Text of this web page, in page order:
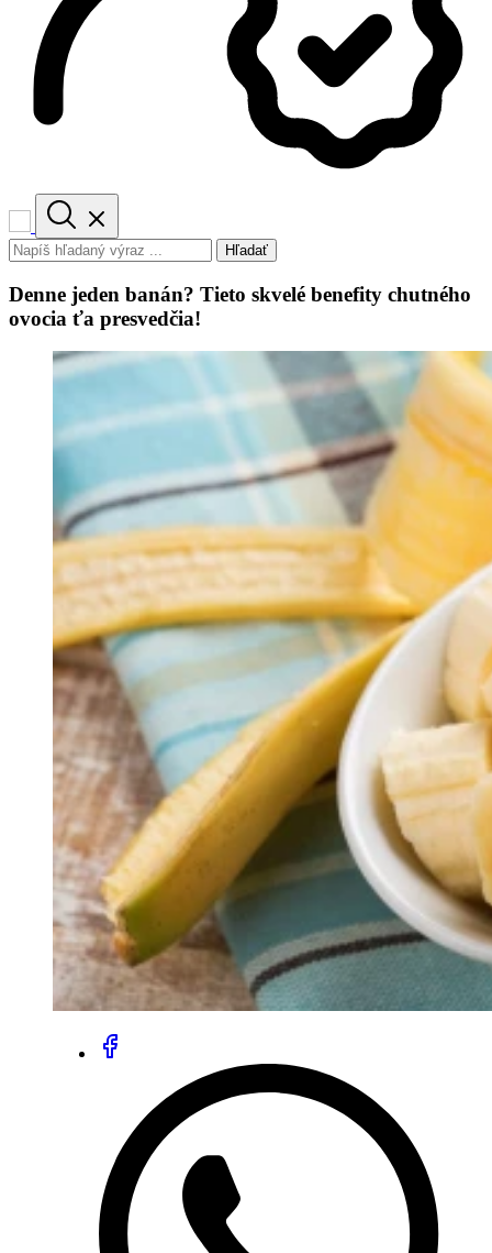
Hľadať
Denne jeden banán? Tieto skvelé benefity chutného
ovocia ťa presvedčia!